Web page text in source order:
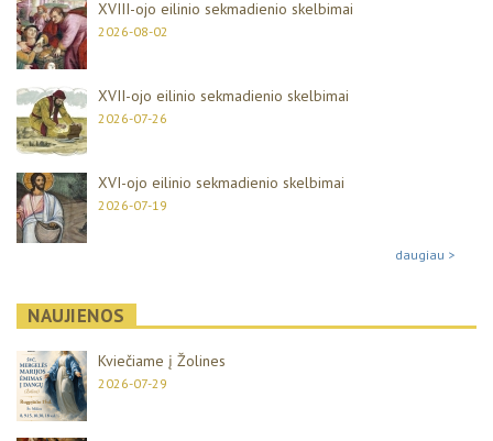
XVIII-ojo eilinio sekmadienio skelbimai
2026-08-02
XVII-ojo eilinio sekmadienio skelbimai
2026-07-26
XVI-ojo eilinio sekmadienio skelbimai
2026-07-19
daugiau >
NAUJIENOS
Kviečiame į Žolines
2026-07-29